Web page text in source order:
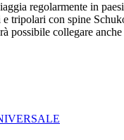
regolarmente in
tripolari con spine
possibile collegare